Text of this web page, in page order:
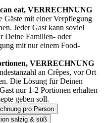
eat, VERRECHNUNG
Gäste mit einer Verpflegung
Jeder Gast kann soviel
Deine Familien- oder
mit nur einem Food-
VERRECHNUNG
an Crêpes, vor Ort
Die Lösung für Deinen
nur 1-2 Portionen erhalten
geben soll.
pro Person
salzig & süß